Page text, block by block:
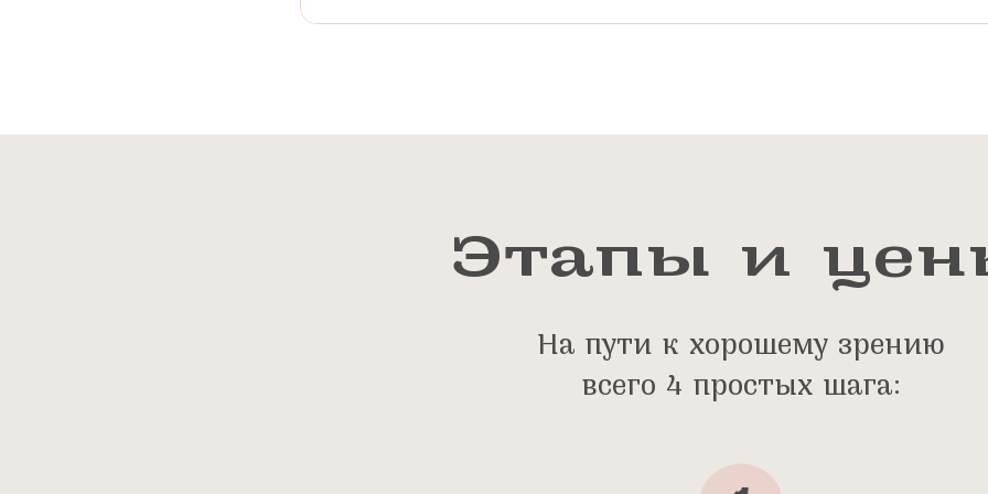
Этапы и
На пути к хорошему зрению
всего 4 простых шага: